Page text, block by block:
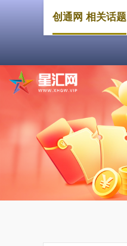
创通网 相关话题